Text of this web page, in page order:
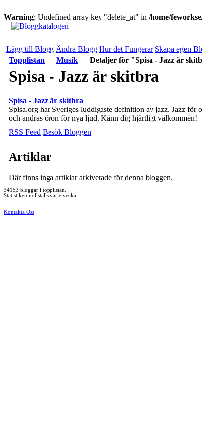
Warning: Undefined array key "delete_at" in /home/
Lägg till Blogg Ändra Blogg Hur det Fungerar Skapa egen
Topplistan — Musik — Detaljer för "Spisa - Jazz är
Spisa - Jazz är skitbra
Spisa - Jazz är skitbra
Spisa.org har Sveriges luddigaste definition av jazz. Jazz
och andras öron för nya ljud. Känn dig hjärtligt välkommen!
RSS Feed Besök Bloggen
Artiklar
Där finns inga artiklar arkiverade för denna bloggen.
34153 bloggar i topplistan.
Statistiken nollställs varje vecka.
Kontakta Oss